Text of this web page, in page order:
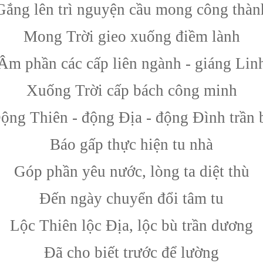
lên trì nguyện cầu mong công
Mong Trời gieo xuống điềm lành
phần các cấp liên ngành - giáng
Xuống Trời cấp bách công minh
Thiên - động Địa - động Đình trần
Báo gấp thực hiện tu nhà
Góp phần yêu nước, lòng ta diệt thù
Đến ngày chuyển đổi tâm tu
Lộc Thiên lộc Địa, lộc bù trần dương
Đã cho biết trước để lường